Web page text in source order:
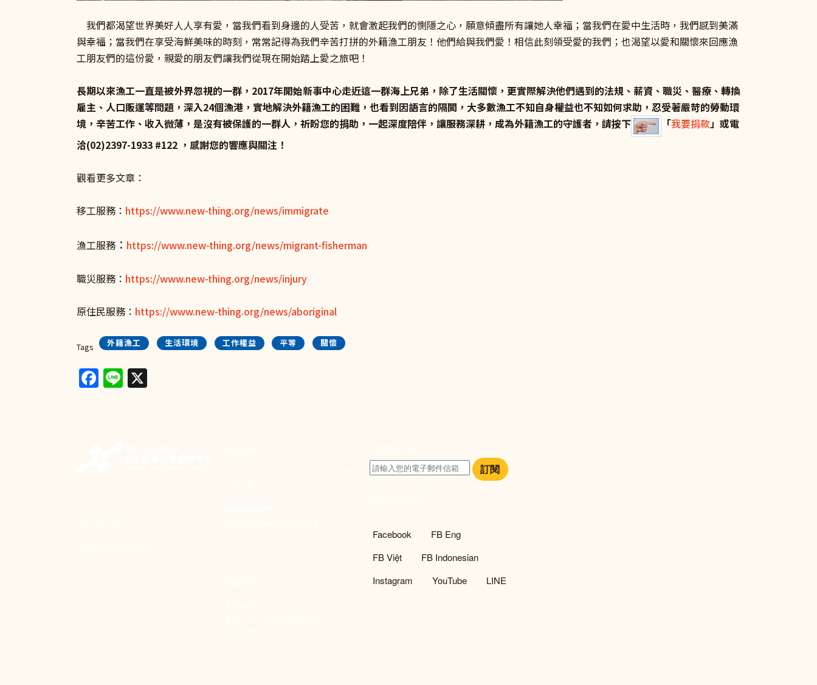
我們都渴望世界美好人人享有愛，當我們看到身邊的人受苦，就會激起我們的惻隱之心，願意傾盡所有讓她人幸福；當我們在愛中生活時，我們感到美滿
與幸福；當我們在享受海鮮美味的時刻，常常記得為我們辛苦打拼的外籍漁工朋友！他們給與我們愛！相信此刻領受愛的我們；也渴望以愛和關懷來回應漁
工朋友們的這份愛，親愛的朋友們讓我們從現在開始踏上愛之旅吧！
長期以來漁工一直是被外界忽視的一群，2017年開始新事中心走近這一群海上兄弟，除了生活關懷，更實際解決他們遇到的法規、薪資、職災、醫療、轉換
雇主、人口販運等問題，深入24個漁港，實地解決外籍漁工的困難，也看到因語言的隔閡，大多數漁工不知自身權益也不知如何求助，忍受著嚴苛的勞動環
境，辛苦工作、收入微薄，是沒有被保護的一群人，祈盼您的捐助，一起深度陪伴，讓服務深耕，成為外籍漁工的守護者，請按下
「我要捐款」或電
洽(02)2397-1933 #122 ，感謝您的響應與關注！
觀看更多文章：
移工服務： https://www.new-thing.org/news/immigrate
漁工服務 ： https://www.new-thing.org/news/migrant-fisherman
職災服務： https://www.new-thing.org/news/injury
原住民服務： https://www.new-thing.org/news/aboriginal
Tags 外籍漁工 生活環境 工作權益 平等 關懷
Facebook
Line
訂閱
社群選單
Facebook
FB Eng
FB Việt
FB Indonesian
Instagram
YouTube LINE